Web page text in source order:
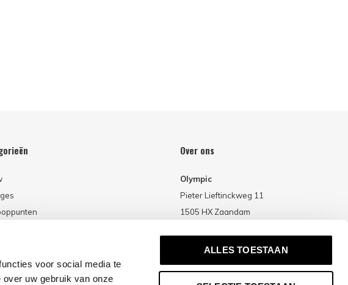
voor social media te
uw gebruik van onze
ALLES TOESTAAN
Over ons
Olympic
Pieter Lieftinckweg 11
1505 HX Zaandam